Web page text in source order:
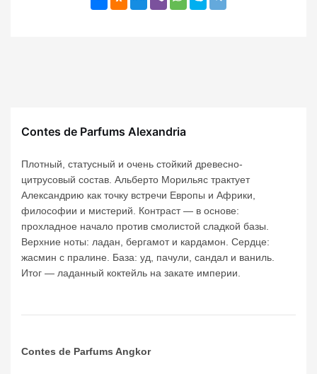
Contes de Parfums Alexandria
Плотный, статусный и очень стойкий древесно-
цитрусовый состав. Альберто Морильяс трактует
Александрию как точку встречи Европы и Африки,
философии и мистерий. Контраст — в основе:
прохладное начало против смолистой сладкой базы.
Верхние ноты: ладан, бергамот и кардамон. Сердце:
жасмин с пралине. База: уд, пачули, сандал и ваниль.
Итог — ладанный коктейль на закате империи.
Contes de Parfums Angkor